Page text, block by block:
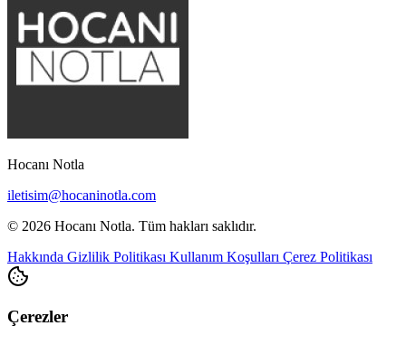
Hocanı Notla
iletisim@hocaninotla.com
© 2026 Hocanı Notla. Tüm hakları saklıdır.
Hakkında Gizlilik Politikası Kullanım Koşulları Çerez Politikası
Çerezler